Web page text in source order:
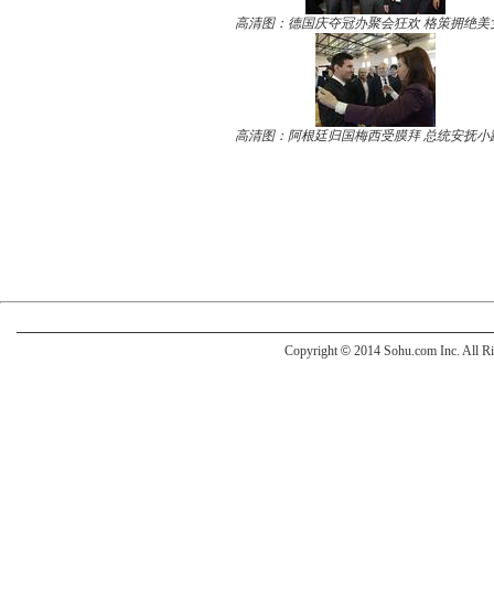
高清图：德国庆夺冠办聚会狂欢 格策拥绝美
高清图：阿根廷归国梅西受膜拜 总统安抚小
Copyright © 2014 Sohu.com Inc. All